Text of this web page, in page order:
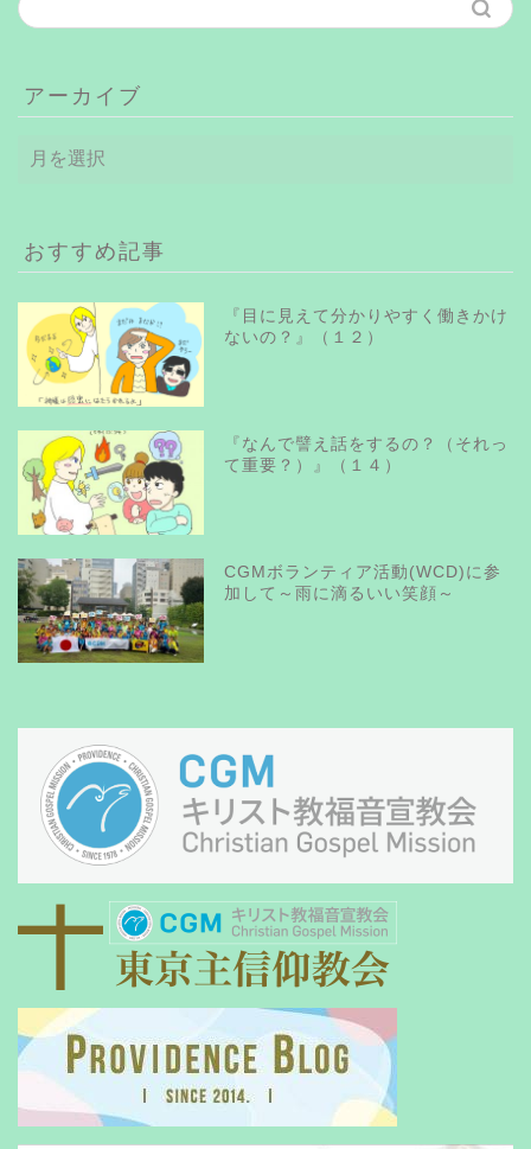
アーカイブ
ー
ブ
おすすめ記事
『目に見えて分かりやすく働きかけ
ないの？』（１２）
『なんで譬え話をするの？（それっ
て重要？）』（１４）
CGMボランティア活動(WCD)に参
加して～雨に滴るいい笑顔～